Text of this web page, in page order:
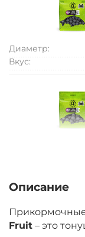
Диаметр:
Вкус:
Описание
Fruit – это